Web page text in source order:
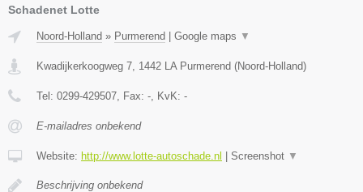
Schadenet Lotte
Noord-Holland » Purmerend | Google maps ▼
Kwadijkerkoogweg 7 1442 LA Purmerend (Noord-Holland)
Tel: 0299-429507 , Fax: - , KvK: -
E-mailadres onbekend
Website: http://www.lotte-autoschade.nl | Screenshot ▼
Beschrijving onbekend